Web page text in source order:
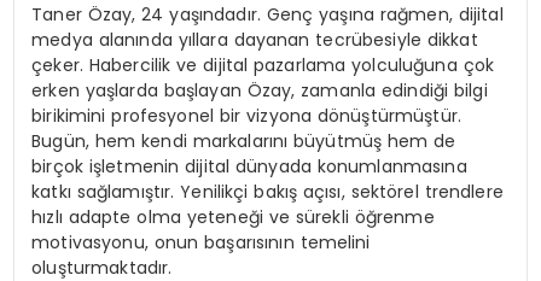
Taner Özay, 24 yaşındadır. Genç yaşına rağmen, dijital
medya alanında yıllara dayanan tecrübesiyle dikkat
çeker. Habercilik ve dijital pazarlama yolculuğuna çok
erken yaşlarda başlayan Özay, zamanla edindiği bilgi
birikimini profesyonel bir vizyona dönüştürmüştür.
Bugün, hem kendi markalarını büyütmüş hem de
birçok işletmenin dijital dünyada konumlanmasına
katkı sağlamıştır. Yenilikçi bakış açısı, sektörel trendlere
hızlı adapte olma yeteneği ve sürekli öğrenme
motivasyonu, onun başarısının temelini
oluşturmaktadır.